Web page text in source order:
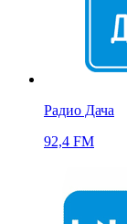
Радио Дача
92,4 FM